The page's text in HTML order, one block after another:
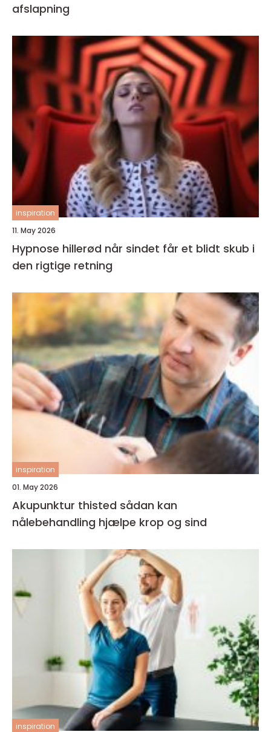
afslapning
inspiration
11. May 2026
Hypnose hillerød når sindet får et blidt skub i
den rigtige retning
inspiration
01. May 2026
Akupunktur thisted sådan kan
nålebehandling hjælpe krop og sind
inspiration